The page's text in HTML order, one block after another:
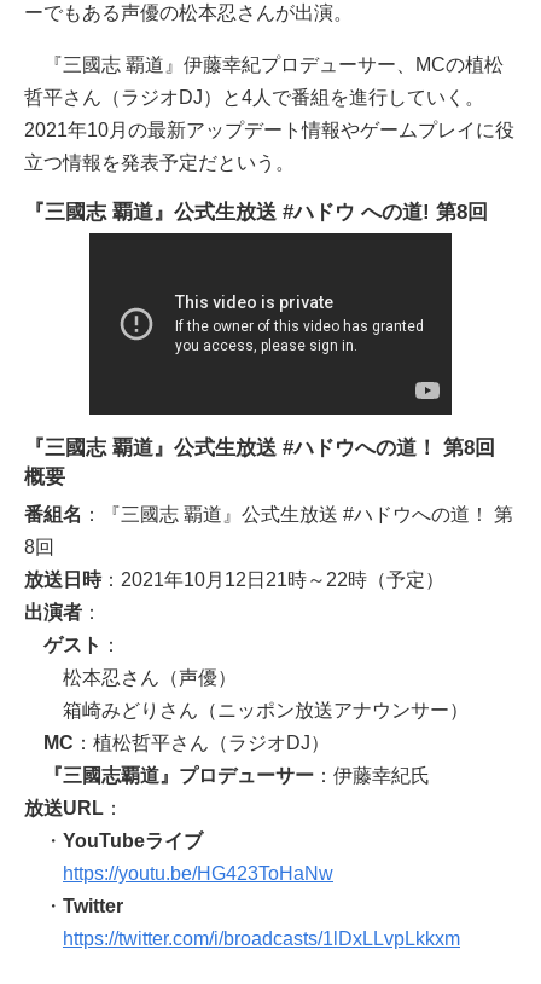
ーでもある声優の松本忍さんが出演。
『三國志 覇道』伊藤幸紀プロデューサー、MCの植松
哲平さん（ラジオDJ）と4人で番組を進行していく。
2021年10月の最新アップデート情報やゲームプレイに役
立つ情報を発表予定だという。
『三國志 覇道』公式生放送 #ハドウ への道! 第8回
『三國志 覇道』公式生放送 #ハドウへの道！ 第8回
概要
番組名 ：『三國志 覇道』公式生放送 #ハドウへの道！ 第
8回
放送日時：2021年10月12日21時～22時（予定）
出演者 ：
ゲスト ：
松本忍さん（声優）
箱崎みどりさん（ニッポン放送アナウンサー）
MC ：植松哲平さん（ラジオDJ）
『三國志覇道』プロデューサー ：伊藤幸紀氏
放送URL ：
・ YouTubeライブ
https://youtu.be/HG423ToHaNw
・ Twitter
https://twitter.com/i/broadcasts/1lDxLLvpLkkxm